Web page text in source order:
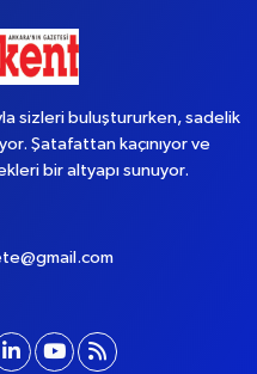
sizleri buluştururken, sadelik
Şatafattan kaçınıyor ve
bir altyapı sunuyor.